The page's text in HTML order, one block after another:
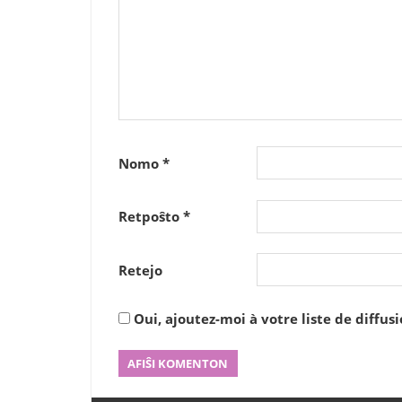
Nomo *
Retpoŝto *
Retejo
Oui, ajoutez-moi à votre liste de